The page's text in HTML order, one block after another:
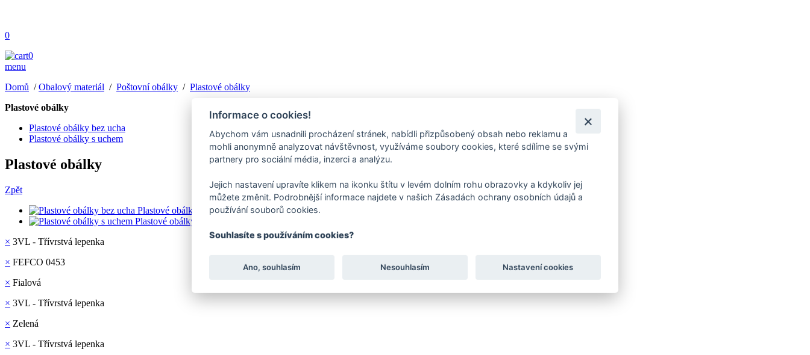
0
0
menu
Domů /Obalový materiál / Poštovní obálky / Plastové obálky
Plastové obálky
Plastové obálky bez ucha
Plastové obálky s uchem
Plastové obálky
Zpět
Plastové obálky bez ucha
Plastové obálky s uchem
× 3VL - Třívrstvá lepenka
× FEFCO 0453
× Fialová
× 3VL - Třívrstvá lepenka
× Zelená
× 3VL - Třívrstvá lepenka
Informace o cookies!
Abychom vám usnadnili procházení stránek, nabídli přizpůsobený obsah nebo reklamu a
mohli anonymně analyzovat návštěvnost, využíváme soubory cookies, které sdílíme se svými
partnery pro sociální média, inzerci a analýzu.
Jejich nastavení upravíte klikem na ikonku štítu v levém dolním rohu obrazovky a kdykoliv jej
můžete změnit. Podrobnější informace najdete v našich Zásadách ochrany osobních údajů a
používání souborů cookies.
Souhlasíte s používáním cookies?
Ano, souhlasím Nesouhlasím Nastavení cookies